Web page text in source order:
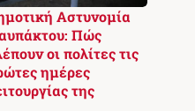
Αστυνομία
Πώς
οι πολίτες τις
ημέρες
της